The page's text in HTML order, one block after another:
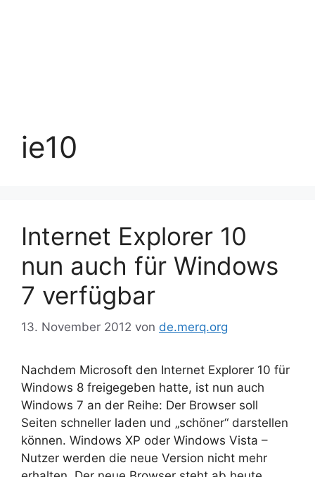
ie10
Internet Explorer 10
nun auch für Windows
7 verfügbar
13. November 2012 von de.merq.org
Nachdem Microsoft den Internet Explorer 10 für
Windows 8 freigegeben hatte, ist nun auch
Windows 7 an der Reihe: Der Browser soll
Seiten schneller laden und „schöner“ darstellen
können. Windows XP oder Windows Vista –
Nutzer werden die neue Version nicht mehr